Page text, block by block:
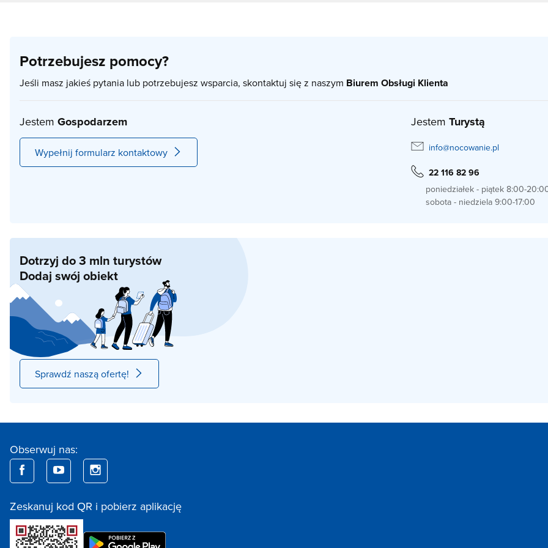
Potrzebujesz pomocy?
Jeśli masz jakieś pytania lub potrzebujesz wsparcia, skontaktuj się z naszym Biurem Obsługi Klienta
Jestem Gospodarzem
Wypełnij formularz kontaktowy
Jestem Turystą
info@nocowanie.pl
22 116 82 96
poniedziałek - piątek 8:00-
sobota - niedziela 9:00-17:00
Dotrzyj do 3 mln turystów
Dodaj swój obiekt
Sprawdź naszą ofertę!
Obserwuj nas:
Zeskanuj kod QR i pobierz aplikację